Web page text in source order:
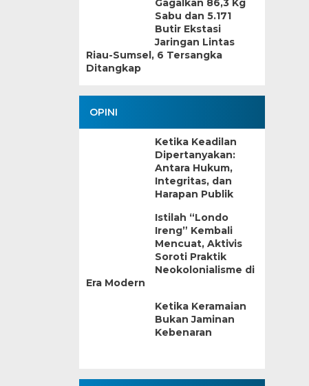
Gagalkan 86,3 Kg
Sabu dan 5.171
Butir Ekstasi
Jaringan Lintas
Riau-Sumsel, 6 Tersangka
Ditangkap
OPINI
Ketika Keadilan
Dipertanyakan:
Antara Hukum,
Integritas, dan
Harapan Publik
Istilah “Londo
Ireng” Kembali
Mencuat, Aktivis
Soroti Praktik
Neokolonialisme di
Era Modern
Ketika Keramaian
Bukan Jaminan
Kebenaran